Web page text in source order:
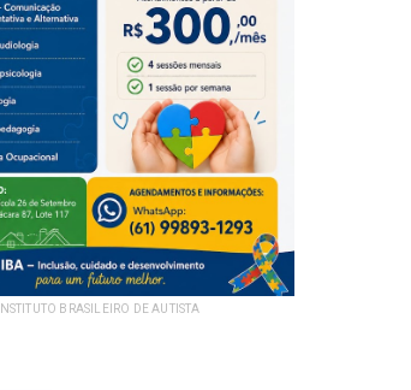
INSTITUTO BRASILEIRO DE AUTISTA